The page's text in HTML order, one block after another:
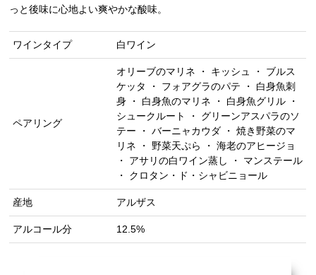
っと後味に心地よい爽やかな酸味。
ワインタイプ 白ワイン
ペアリング
オリーブのマリネ ・ キッシュ ・ ブルス
ケッタ ・ フォアグラのパテ ・ 白身魚刺
身 ・ 白身魚のマリネ ・ 白身魚グリル ・
シュークルート ・ グリーンアスパラのソ
テー ・ バーニャカウダ ・ 焼き野菜のマ
リネ ・ 野菜天ぷら ・ 海老のアヒージョ
・ アサリの白ワイン蒸し ・ マンステール
・ クロタン・ド・シャビニョール
産地 アルザス
アルコール分 12.5%